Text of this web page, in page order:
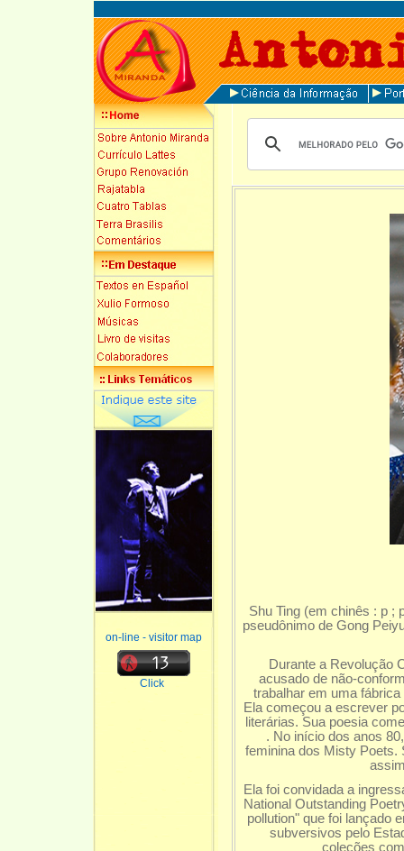
on-line - visitor map
Click
Shu Ting (em chinês : p ;
pseudônimo de Gong
Durante a Revolução
acusado de não-
trabalhar em uma
Ela começou a escrever
literárias. Sua poesia
. No início dos anos
feminina dos Misty
Ela foi convidada a
National Outstanding
pollution" que foi lançado
subversivos pelo
coleções